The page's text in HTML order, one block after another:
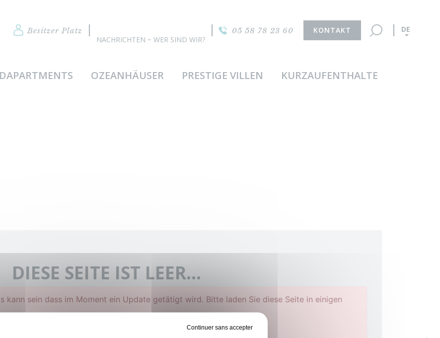
Besitzer Platz
NACHRICHTEN
WER SIND WIR?
05 58 78 23 60 KONTAKT DE
OZEANHÄUSER PRESTIGE VILLEN KURZAUFENTHALTE
DIESE SEITE IST LEER...
kann sein dass im Moment ein Update getätigt wird. Bitte laden Sie diese Seite in einigen